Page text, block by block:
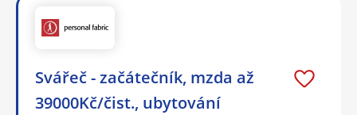
Svářeč - začátečník, mzda až
39000Kč/čist., ubytování